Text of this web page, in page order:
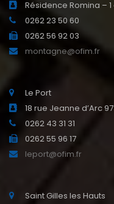
Résidence Romina –
0262 23 50 60
0262 56 92 03
montagne@ofim.fr
Le Port
18 rue Jeanne d’Arc
0262 43 31 31
0262 55 96 17
leport@ofim.fr
Saint Gilles les Hauts